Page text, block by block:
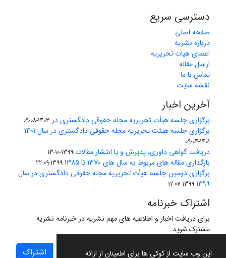
این وب سایت از کوکی ها برای اطمینان از ارائه
دسترسی سریع
صفحه اصلی
درباره نشریه
اعضای هیات تحریریه
ارسال مقاله
تماس با ما
نقشه سایت
آخرین اخبار
برگزاری جلسه هیأت تحریریه مجله حقوقی دادگستری در 1403-08-09
برگزاری جلسه هیئت تحریریه مجله حقوقی دادگستری در سال 1401
1401-04-09
دریافت گواهی داوری، پذیرش و یا انتشار مقالات 1399-10-13
بارگذاری مقاله های مربوط به سال های 1370 تا 1385 1399-09-22
برگزاری دومین جلسه هیأت تحریریه مجله حقوقی دادگستری در سال
1399
1399-07-12
اشتراک خبرنامه
برای دریافت اخبار و اطلاعیه های مهم نشریه در خبرنامه نشریه
مشترک شوید.
اشتراک